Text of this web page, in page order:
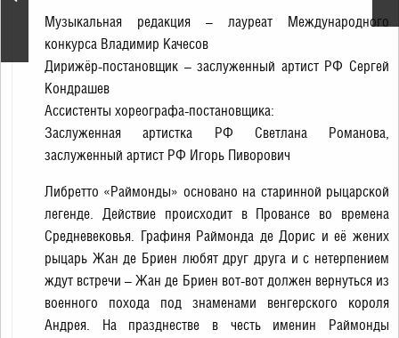
танца им. Игоря
Моисеева
Музыкальная редакция – лауреат Международного
конкурса Владимир Качесов
Дирижёр-постановщик – заслуженный артист РФ Сергей
Кондрашев
Ассистенты хореографа-постановщика:
Заслуженная артистка РФ Светлана Романова,
заслуженный артист РФ Игорь Пиворович
Либретто «Раймонды» основано на старинной рыцарской
легенде. Действие происходит в Провансе во времена
Средневековья. Графиня Раймонда де Дорис и её жених
рыцарь Жан де Бриен любят друг друга и с нетерпением
ждут встречи – Жан де Бриен вот-вот должен вернуться из
военного похода под знаменами венгерского короля
Андрея. На празднестве в честь именин Раймонды